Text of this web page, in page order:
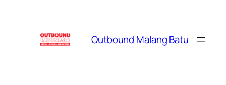
Outbound Malang Batu